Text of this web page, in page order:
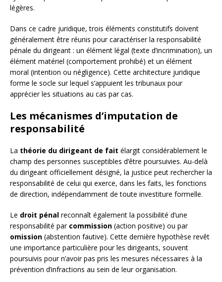
légères.
Dans ce cadre juridique, trois éléments constitutifs doivent
généralement être réunis pour caractériser la responsabilité
pénale du dirigeant : un élément légal (texte d’incrimination), un
élément matériel (comportement prohibé) et un élément
moral (intention ou négligence). Cette architecture juridique
forme le socle sur lequel s’appuient les tribunaux pour
apprécier les situations au cas par cas.
Les mécanismes d’imputation de
responsabilité
La théorie du dirigeant de fait élargit considérablement le
champ des personnes susceptibles d’être poursuivies. Au-delà
du dirigeant officiellement désigné, la justice peut rechercher la
responsabilité de celui qui exerce, dans les faits, les fonctions
de direction, indépendamment de toute investiture formelle.
Le droit pénal reconnaît également la possibilité d’une
responsabilité par commission (action positive) ou par
omission (abstention fautive). Cette dernière hypothèse revêt
une importance particulière pour les dirigeants, souvent
poursuivis pour n’avoir pas pris les mesures nécessaires à la
prévention d’infractions au sein de leur organisation.